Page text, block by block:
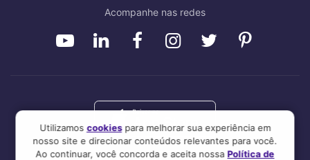
Acompanhe nas redes
Utilizamos cookiespara melhorar sua experiência em
nosso site e direcionar conteúdos relevantes para você.
Ao continuar, você concorda e aceita nossaPolítica de